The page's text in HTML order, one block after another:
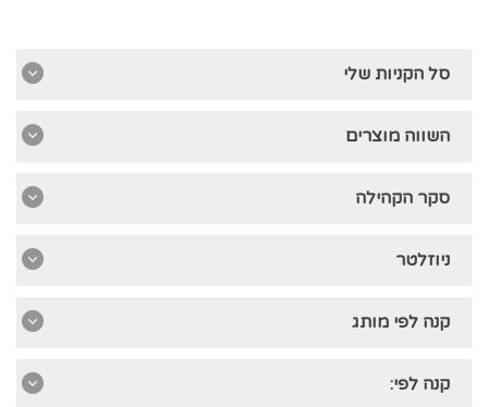
סל הקניות שלי
השווה מוצרים
סקר הקהילה
ניוזלטר
קנה לפי מותג
קנה לפי: